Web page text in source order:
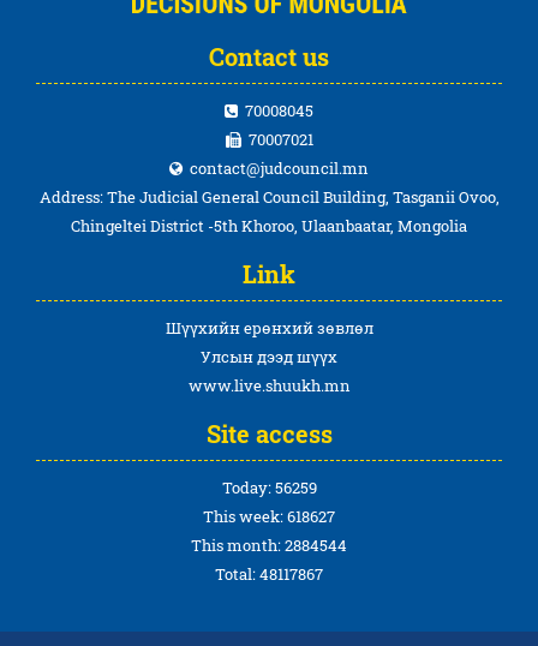
Contact us
70008045
70007021
contact@judcouncil.mn
Address: The Judicial General Council Building, Tasganii Ovoo,
Chingeltei District -5th Khoroo, Ulaanbaatar, Mongolia
Link
Шүүхийн ерөнхий зөвлөл
Улсын дээд шүүх
www.live.shuukh.mn
Site access
Today: 56259
This week: 618627
This month: 2884544
Total: 48117867